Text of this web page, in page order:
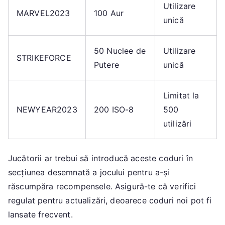
MARVEL2023 100 Aur
Utilizare
unică
STRIKEFORCE
50 Nuclee de
Putere
Utilizare
unică
NEWYEAR2023 200 ISO-8
Limitat la
500
utilizări
Jucătorii ar trebui să introducă aceste coduri în
secțiunea desemnată a jocului pentru a-și
răscumpăra recompensele. Asigură-te că verifici
regulat pentru actualizări, deoarece coduri noi pot fi
lansate frecvent.